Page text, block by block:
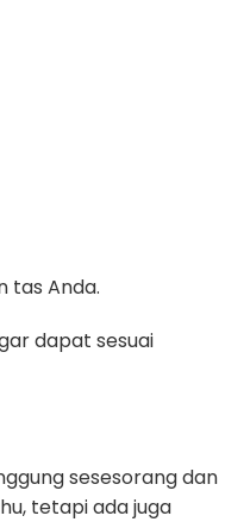
tas Anda.
dapat sesuai
sesesorang dan
tetapi ada juga